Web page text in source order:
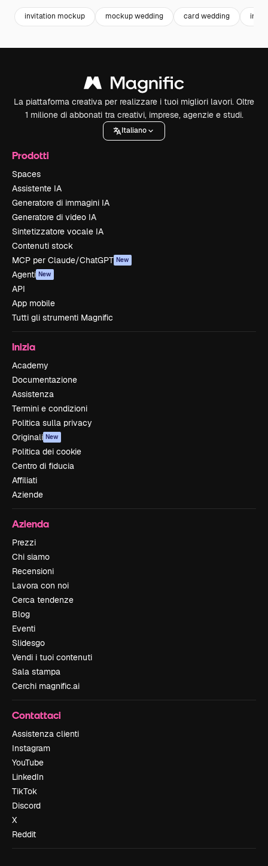
invitation mockup mockup wedding card wedding invito
La piattaforma creativa per realizzare i tuoi migliori lavori. Oltre
1 milione di abbonati tra creativi, imprese, agenzie e studi.
Italiano
Prodotti
Spaces
Assistente IA
Generatore di immagini IA
Generatore di video IA
Sintetizzatore vocale IA
Contenuti stock
MCP per Claude/ChatGPT New
Agenti New
API
App mobile
Tutti gli strumenti Magnific
Inizia
Academy
Documentazione
Assistenza
Termini e condizioni
Politica sulla privacy
Originali New
Politica dei cookie
Centro di fiducia
Affiliati
Aziende
Azienda
Prezzi
Chi siamo
Recensioni
Lavora con noi
Cerca tendenze
Blog
Eventi
Slidesgo
Vendi i tuoi contenuti
Sala stampa
Cerchi magnific.ai
Contattaci
Assistenza clienti
Instagram
YouTube
LinkedIn
TikTok
Discord
X
Reddit